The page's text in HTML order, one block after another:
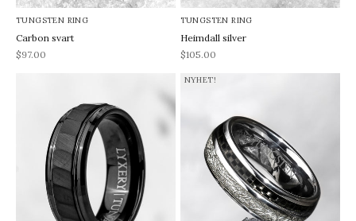
TUNGSTEN RING
Carbon svart
REA-pris
$97.00
TUNGSTEN RING
Heimdall silver
REA-pris
$105.00
NYHET!